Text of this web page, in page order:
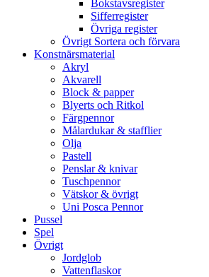
Bokstavsregister
Sifferregister
Övriga register
Övrigt Sortera och förvara
Konstnärsmaterial
Akryl
Akvarell
Block & papper
Blyerts och Ritkol
Färgpennor
Målardukar & stafflier
Olja
Pastell
Penslar & knivar
Tuschpennor
Vätskor & övrigt
Uni Posca Pennor
Pussel
Spel
Övrigt
Jordglob
Vattenflaskor